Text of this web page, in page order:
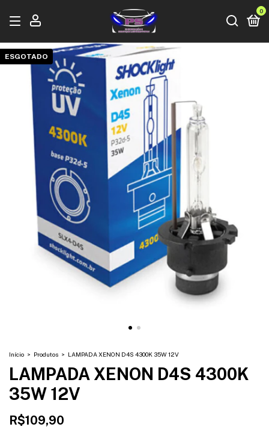
0
ESGOTADO
Início > Produtos > LAMPADA XENON D4S 4300K 35W 12V
LAMPADA XENON D4S 4300K
35W 12V
R$109,90